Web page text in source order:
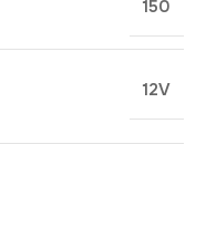
150
12V